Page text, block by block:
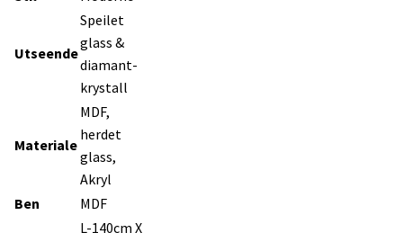
Utseende
Speilet
glass &
diamant-
krystall
Materiale
MDF,
herdet
glass,
Akryl
Ben
MDF
L-140cm X